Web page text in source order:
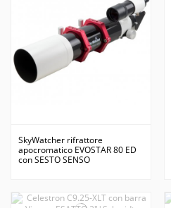
SkyWatcher rifrattore
apocromatico EVOSTAR 80 ED
con SESTO SENSO